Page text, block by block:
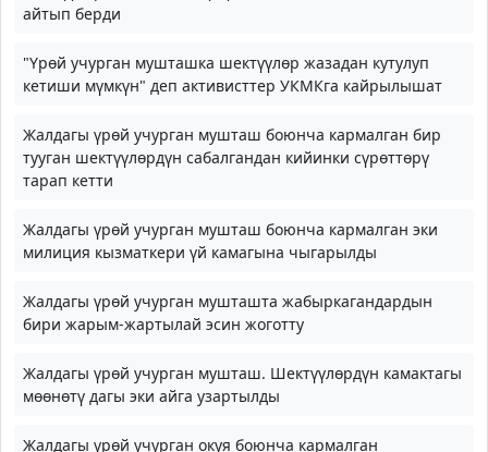
айтып берди
"Үрөй учурган мушташка шектүүлөр жазадан кутулуп
кетиши мүмкүн" деп активисттер УКМКга кайрылышат
Жалдагы үрөй учурган мушташ боюнча кармалган бир
тууган шектүүлөрдүн сабалгандан кийинки сүрөттөрү
тарап кетти
Жалдагы үрөй учурган мушташ боюнча кармалган эки
милиция кызматкери үй камагына чыгарылды
Жалдагы үрөй учурган мушташта жабыркагандардын
бири жарым-жартылай эсин жоготту
Жалдагы үрөй учурган мушташ. Шектүүлөрдүн камактагы
мөөнөтү дагы эки айга узартылды
Жалдагы үрөй учурган окуя боюнча кармалган